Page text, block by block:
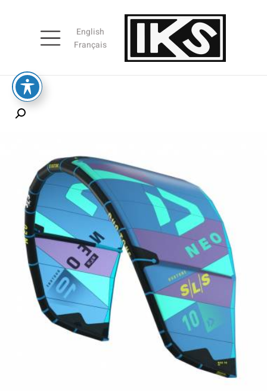
English
Français